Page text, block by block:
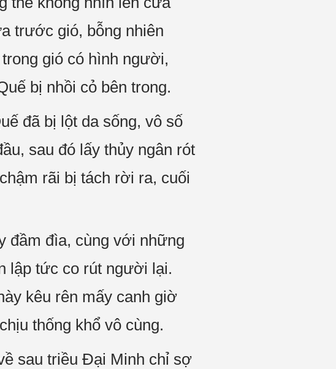
trước gió, bỗng nhiên
gió có hình người,
bị nhồi cỏ bên trong.
đã bị lột da sống, vô số
sau đó lấy thủy ngân rót
rãi bị tách rời ra, cuối
đầm đìa, cùng với những
lập tức co rút người lại.
kêu rên mấy canh giờ
thống khổ vô cùng.
sau triều Đại Minh chỉ sợ